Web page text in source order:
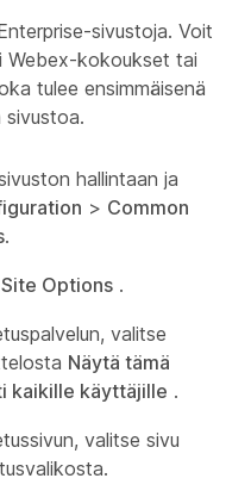
sivustoja. Voit
Webex-kokoukset tai
tulee ensimmäisenä
hallintaan ja
> Common
.
Site Options .
valitse
Näytä tämä
kaikille käyttäjille .
valitse sivu